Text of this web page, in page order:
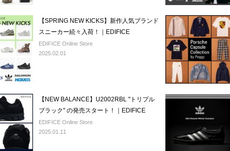
【SPRING NEW KICKS】新作人気ブランド
スニーカー続々入荷！｜EDIFICE
EDIFICE Online Store
2025.02.01
【NEW BALANCE】U2002RBL "トリプル
ブラック" の発売スタート！｜EDIFICE
EDIFICE Online Store
2025.01.11